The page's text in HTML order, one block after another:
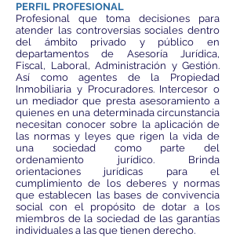
PERFIL PROFESIONAL
Profesional que toma decisiones para
atender las controversias sociales dentro
del ámbito privado y público en
departamentos de Asesoría Jurídica,
Fiscal, Laboral, Administración y Gestión.
Así como agentes de la Propiedad
Inmobiliaria y Procuradores. Intercesor o
un mediador que presta asesoramiento a
quienes en una determinada circunstancia
necesitan conocer sobre la aplicación de
las normas y leyes que rigen la vida de
una sociedad como parte del
ordenamiento jurídico. Brinda
orientaciones jurídicas para el
cumplimiento de los deberes y normas
que establecen las bases de convivencia
social con el propósito de dotar a los
miembros de la sociedad de las garantías
individuales a las que tienen derecho.